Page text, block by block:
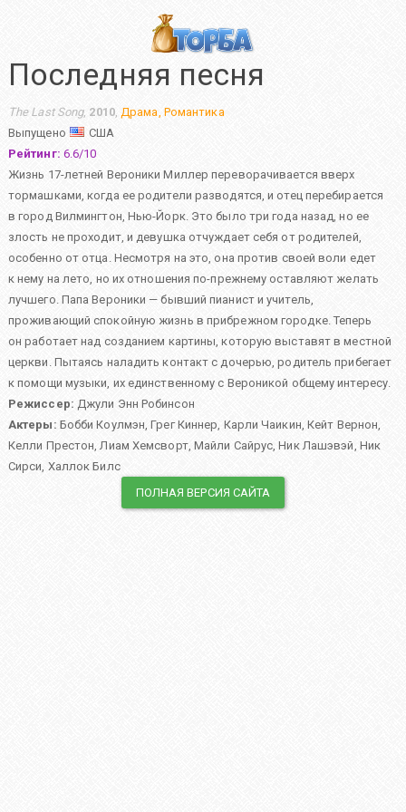
Последняя песня
The Last Song, 2010,Драма, Романтика
Выпущено
США
Рейтинг: 6.6/10
Жизнь 17-летней Вероники Миллер переворачивается вверх
тормашками, когда ее родители разводятся, и отец перебирается
в город Вилмингтон, Нью-Йорк. Это было три года назад, но ее
злость не проходит, и девушка отчуждает себя от родителей,
особенно от отца. Несмотря на это, она против своей воли едет
к нему на лето, но их отношения по-прежнему оставляют желать
лучшего. Папа Вероники — бывший пианист и учитель,
проживающий спокойную жизнь в прибрежном городке. Теперь
он работает над созданием картины, которую выставят в местной
церкви. Пытаясь наладить контакт с дочерью, родитель прибегает
к помощи музыки, их единственному с Вероникой общему интересу.
Режиссер: Джули Энн Робинсон
Актеры: Бобби Коулмэн,Грег Киннер, Карли Чаикин, Кейт Вернон,
Келли Престон,Лиам Хемсворт, Майли Сайрус,Ник Лашэвэй, Ник
Сирси, Халлок Билс
ПОЛНАЯ ВЕРСИЯ САЙТА